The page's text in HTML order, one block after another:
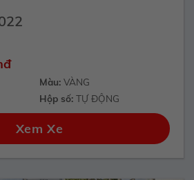
Màu: VÀNG
Hộp số: TỰ ĐỘNG
Xem Xe